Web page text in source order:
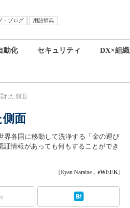
・ブログ
用語辞典
動化 セキュリティ DX×組織
れた側面
面
界各国に移動して洗浄する「金の運び
情報があっても何もすることができ
[Ryan Naraine， eWEEK]